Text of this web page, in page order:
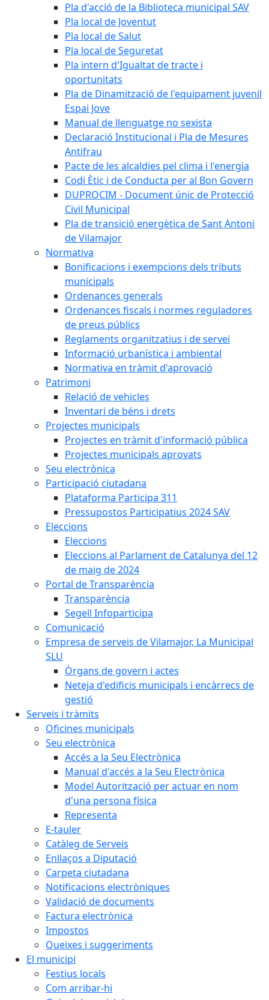
Pla d'acció de la Biblioteca municipal SAV
Pla local de Joventut
Pla local de Salut
Pla local de Seguretat
Pla intern d'Igualtat de tracte i
oportunitats
Pla de Dinamització de l'equipament juvenil
Espai Jove
Manual de llenguatge no sexista
Declaració Institucional i Pla de Mesures
Antifrau
Pacte de les alcaldies pel clima i l'energia
Codi Ètic i de Conducta per al Bon Govern
DUPROCIM - Document únic de Protecció
Civil Municipal
Pla de transició energètica de Sant Antoni
de Vilamajor
Normativa
Bonificacions i exempcions dels tributs
municipals
Ordenances generals
Ordenances fiscals i normes reguladores
de preus públics
Reglaments organitzatius i de servei
Informació urbanística i ambiental
Normativa en tràmit d'aprovació
Patrimoni
Relació de vehicles
Inventari de béns i drets
Projectes municipals
Projectes en tràmit d'informació pública
Projectes municipals aprovats
Seu electrònica
Participació ciutadana
Plataforma Participa 311
Pressupostos Participatius 2024 SAV
Eleccions
Eleccions
Eleccions al Parlament de Catalunya del 12
de maig de 2024
Portal de Transparència
Transparència
Segell Infoparticipa
Comunicació
Empresa de serveis de Vilamajor, La Municipal
SLU
Òrgans de govern i actes
Neteja d'edificis municipals i encàrrecs de
gestió
Serveis i tràmits
Oficines municipals
Seu electrònica
Accés a la Seu Electrònica
Manual d'accés a la Seu Electrònica
Model Autorització per actuar en nom
d'una persona física
Representa
E-tauler
Catàleg de Serveis
Enllaços a Diputació
Carpeta ciutadana
Notificacions electròniques
Validació de documents
Factura electrònica
Impostos
Queixes i suggeriments
El municipi
Festius locals
Com arribar-hi